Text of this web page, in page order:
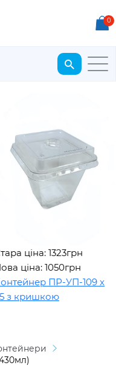
0
ціна: 1323грн
ціна: 1050грн
ПР-УП-109 х
з кришкою